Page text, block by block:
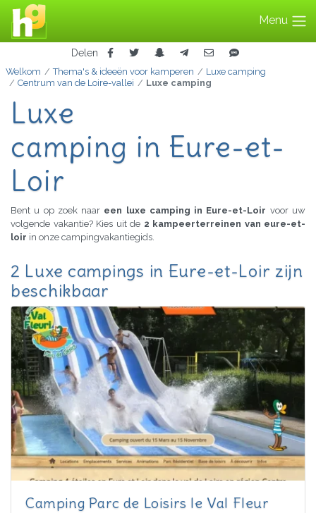
Menu
Delen
Welkom Thema's & ideeën voor kamperen
Luxe camping
Centrum van de Loire-vallei
Luxe camping
Luxe
camping in Eure-et-
Loir
Bent u op zoek naar een luxe camping in Eure-et-Loir voor uw
volgende vakantie? Kies uit de 2 kampeerterreinen van eure-et-
loir in onze campingvakantiegids.
2 Luxe campings in Eure-et-Loir zijn
beschikbaar
Camping Parc de Loisirs le Val Fleur